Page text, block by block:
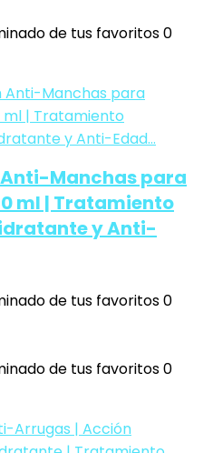
de tus favoritos0
Manchas para
ml | Tratamiento
y Anti-
de tus favoritos0
de tus favoritos0